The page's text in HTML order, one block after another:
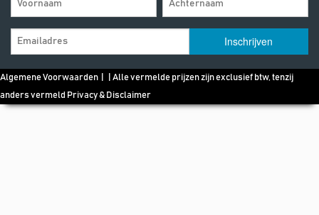
Algemene Voorwaarden | | Alle vermelde prijzen zijn exclusief btw, tenzij
anders vermeld Privacy & Disclaimer